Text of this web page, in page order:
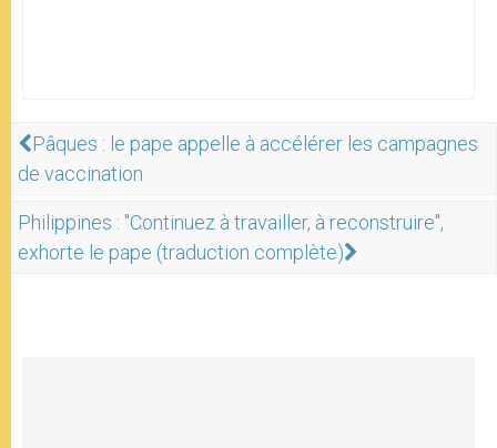
Pâques : le pape appelle à accélérer les campagnes
de vaccination
Philippines : "Continuez à travailler, à reconstruire",
exhorte le pape (traduction complète)